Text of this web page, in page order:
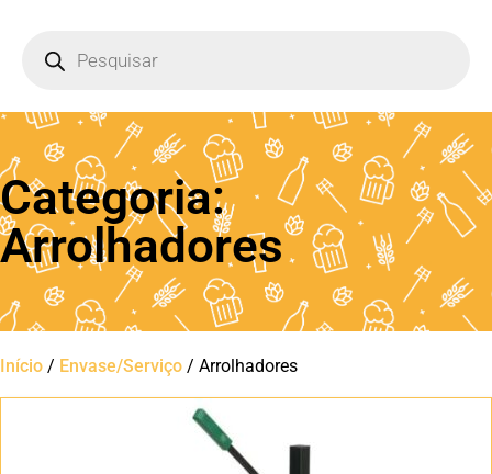
Categoria:
Arrolhadores
Início / Envase/Serviço / Arrolhadores